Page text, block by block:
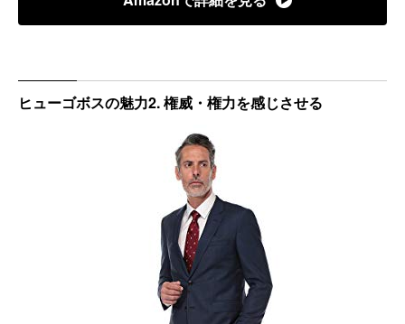
ヒューゴボスの魅力2. 権威・権力を感じさせる